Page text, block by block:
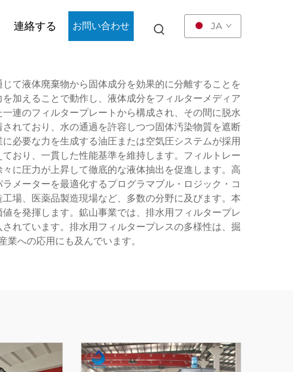
連絡する お問い合わせ JA
て液体廃棄物から固体成分を効果的に分離することを
加えることで動作し、液体成分をフィルターメディア
連のフィルタープレートから構成され、その間に脱水
れており、水の通過を許容しつつ固体汚染物質を遮断
必要な力を生成する油圧または空気圧システムが採用
おり、一貫した性能基準を維持します。フィルトレー
に圧力が上昇して徹底的な液体抽出を促進します。高
メーターを最適化するプログラマブル・ロジック・コ
場、医薬品製造現場など、多数の分野に及びます。本
を発揮します。鉱山事業では、排水用フィルタープレ
れています。排水用フィルタープレスの多様性は、掘
への応用にも及んでいます。